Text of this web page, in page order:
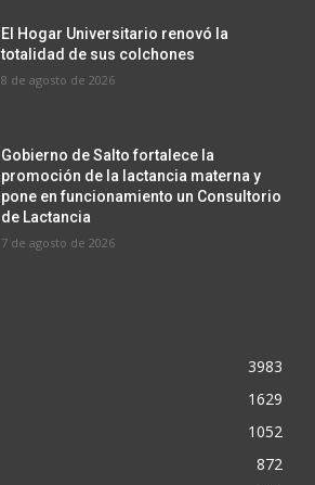
El Hogar Universitario renovó la
totalidad de sus colchones
8 de agosto de 2026
Gobierno de Salto fortalece la
promoción de la lactancia materna y
pone en funcionamiento un Consultorio
de Lactancia
7 de agosto de 2026
3983
1629
1052
872